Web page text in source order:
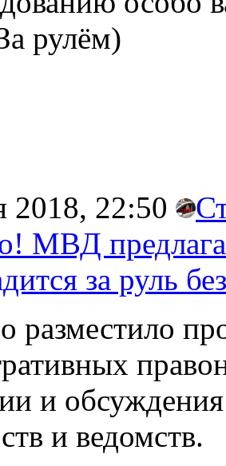
рулём)
2018, 22:50
МВД
за руль
разместило
и
и ведомств.